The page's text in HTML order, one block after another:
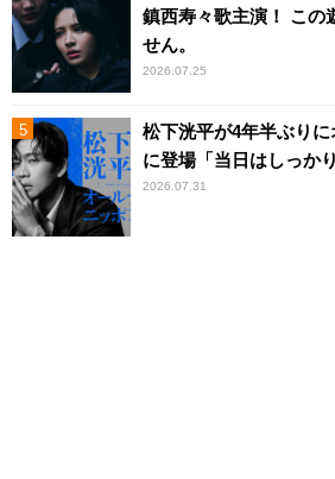
鎮西寿々歌主演！ この
せん。
2026.07.25
松下洸平が4年半ぶり
に登場「当日はしっか
2026.07.31